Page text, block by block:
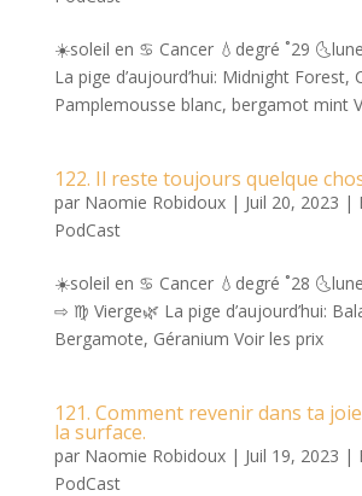
☀️soleil en ♋️ Cancer 💧degré ˚29
La pige d’aujourd’hui: Midnight Forest,
Pamplemousse blanc, bergamot mint
122. Il reste toujours quelque
par Naomie Robidoux| Juil 20, 2023 |
PodCast
☀️soleil en ♋️ Cancer 💧degré ˚28
⇨ ♍️ Vierge🌿 La pige d’aujourd’hui:
Bergamote, Géranium Voir les prix
121. Comment revenir dans ta
la surface.
par Naomie Robidoux| Juil 19, 2023 |
PodCast